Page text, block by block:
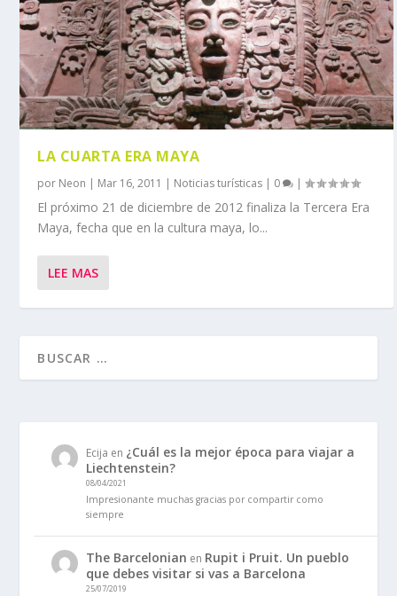
LA CUARTA ERA MAYA
por Neon | Mar 16, 2011 | Noticias turísticas | 0 |
El próximo 21 de diciembre de 2012 finaliza la Tercera Era
Maya, fecha que en la cultura maya, lo...
LEE MAS
Ecija en ¿Cuál es la mejor época para viajar a
Liechtenstein?
08/04/2021
Impresionante muchas gracias por compartir como
siempre
The Barcelonian en Rupit i Pruit. Un pueblo
que debes visitar si vas a Barcelona
25/07/2019